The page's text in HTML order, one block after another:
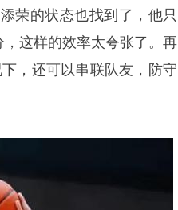
荣的状态也找到了，他只
这样的效率太夸张了。再
，还可以串联队友，防守